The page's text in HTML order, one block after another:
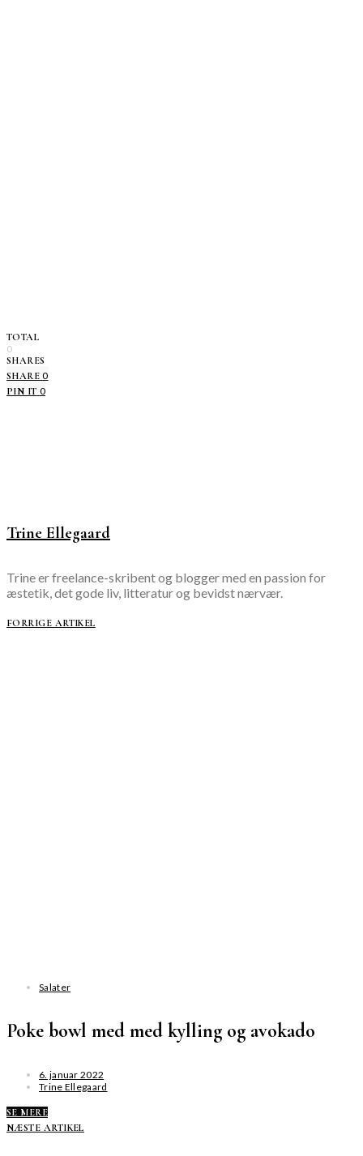
TOTAL
0
SHARES
SHARE 0
PIN IT 0
Trine Ellegaard
Trine er freelance-skribent og blogger med en passion for
æstetik, det gode liv, litteratur og bevidst nærvær.
FORRIGE ARTIKEL
Salater
Poke bowl med med kylling og avokado
6. januar 2022
Trine Ellegaard
SE MERE
NÆSTE ARTIKEL